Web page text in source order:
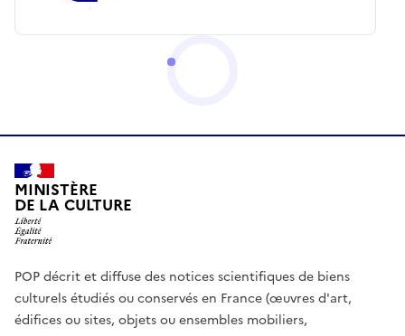
MINISTÈRE
DE LA CULTURE
POP décrit et diffuse des notices scientifiques de biens
culturels étudiés ou conservés en France (œuvres d'art,
édifices ou sites, objets ou ensembles mobiliers,